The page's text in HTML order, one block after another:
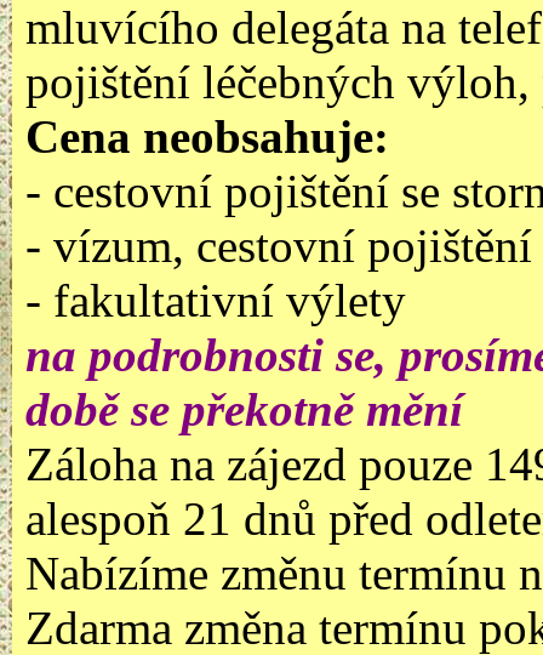
mluvícího delegáta na
pojištění léčebných
Cena neobsahuje:
- cestovní pojištění se
- vízum, cestovní pojištění
- fakultativní výlety
na podrobnosti se,
době se překotně mění
Záloha na zájezd pouze
alespoň 21 dnů před
Nabízíme změnu termínu
Zdarma změna termínu